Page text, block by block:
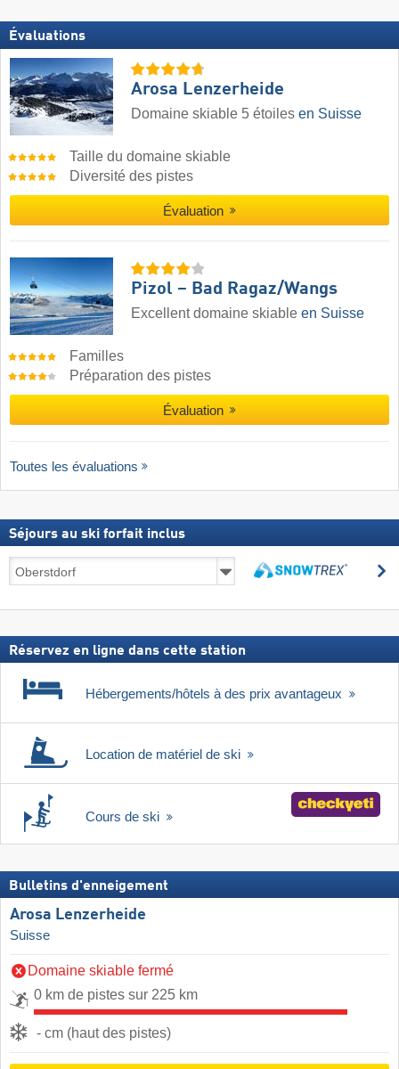
Évaluations
Arosa Lenzerheide
Domaine skiable 5 étoiles en Suisse
Taille du domaine skiable
Diversité des pistes
Évaluation
Pizol – Bad Ragaz/​Wangs
Excellent domaine skiable en Suisse
Familles
Préparation des pistes
Évaluation
Toutes les évaluations
Séjours au ski forfait inclus
au
forfait
Réservez en ligne dans cette station
Hébergements/hôtels à des prix avantageux
Location de matériel de ski
Cours de ski
Bulletins d'enneigement
Arosa Lenzerheide
Suisse
Domaine skiable fermé
0 km de pistes sur 225 km
- cm (haut des pistes)